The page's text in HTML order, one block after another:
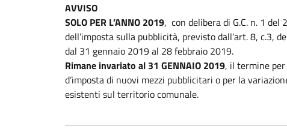
AVVISO
SOLO PER L’ANNO 2019, con delibera di G.C. n. 1
dell’imposta sulla pubblicità, previsto dall’art. 8, c.3,
dal 31 gennaio 2019 al 28 febbraio 2019.
Rimane invariato al 31 GENNAIO 2019, il termine
d’imposta di nuovi mezzi pubblicitari o per la
esistenti sul territorio comunale.